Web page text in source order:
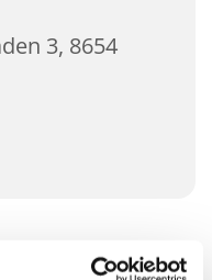
3, 8654